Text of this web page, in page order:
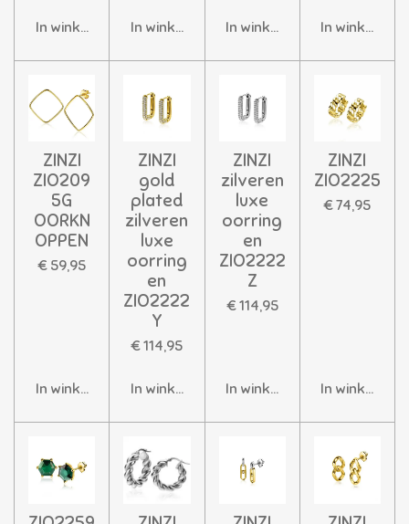
In winkelwagenIn winkelwagenIn winkelwagenIn
ZINZI
ZIO209
5G
OORKN
OPPEN
€ 59,95
In winkelwagen
ZINZI
gold
plated
zilveren
luxe
oorring
en
ZIO2222
Y
€ 114,95
In winkelwagen
ZINZI
zilveren
luxe
oorring
en
ZIO2222
Z
€ 114,95
In winkelwagen
ZINZI
ZIO2225
€ 74,95
In